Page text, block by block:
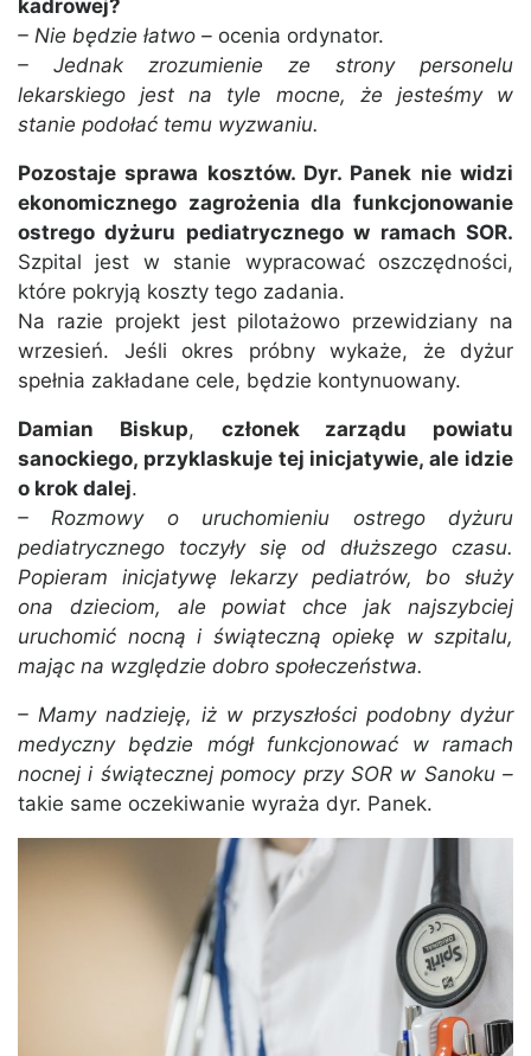
kadrowej?
– Nie będzie łatwo – ocenia ordynator.
– Jednak zrozumienie ze strony personelu
lekarskiego jest na tyle mocne, że jesteśmy w
stanie podołać temu wyzwaniu.
Pozostaje sprawa kosztów. Dyr. Panek nie widzi
ekonomicznego zagrożenia dla funkcjonowanie
ostrego dyżuru pediatrycznego w ramach SOR.
Szpital jest w stanie wypracować oszczędności,
które pokryją koszty tego zadania.
Na razie projekt jest pilotażowo przewidziany na
wrzesień. Jeśli okres próbny wykaże, że dyżur
spełnia zakładane cele, będzie kontynuowany.
Damian Biskup, członek zarządu powiatu
sanockiego, przyklaskuje tej inicjatywie, ale idzie
o krok dalej.
– Rozmowy o uruchomieniu ostrego dyżuru
pediatrycznego toczyły się od dłuższego czasu.
Popieram inicjatywę lekarzy pediatrów, bo służy
ona dzieciom, ale powiat chce jak najszybciej
uruchomić nocną i świąteczną opiekę w szpitalu,
mając na względzie dobro społeczeństwa.
– Mamy nadzieję, iż w przyszłości podobny dyżur
medyczny będzie mógł funkcjonować w ramach
nocnej i świątecznej pomocy przy SOR w Sanoku –
takie same oczekiwanie wyraża dyr. Panek.